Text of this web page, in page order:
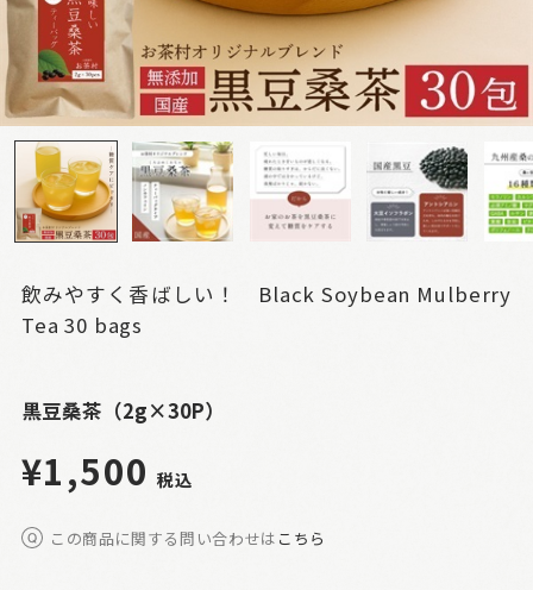
飲みやすく香ばしい！ Black Soybean Mulberry
Tea 30 bags
黒豆桑茶（2g×30P）
¥1,500 税込
この商品に関する問い合わせは こちら